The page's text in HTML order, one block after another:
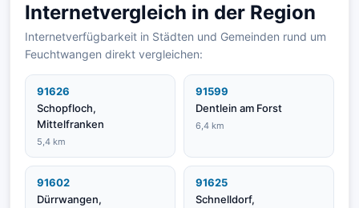
Internetvergleich in der Region
Internetverfügbarkeit in Städten und Gemeinden rund um
Feuchtwangen direkt vergleichen:
91626
Schopfloch,
Mittelfranken
5,4 km
91599
Dentlein am Forst
6,4 km
91602
Dürrwangen,
91625
Schnelldorf,